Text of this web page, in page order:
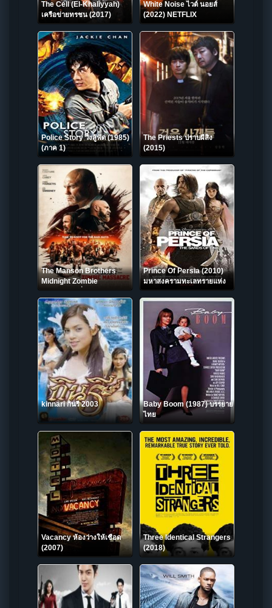
The Cell (El-Khaliyyah)
เครือข่ายทรชน (2017)
White Noise ไวต์ นอยส์
(2022) NETFLIX
Police Story วิ่งสู้ฟัด (1985)
(ภาค 1)
The Priests ปราบผีสิง
(2015)
The Manson Brothers
Midnight Zombie
Massacre พี่น้องแมนสัน ฆ่า
ระห่ำซอมบี้ยามเที่ยงคืน
(2021)
Prince Of Persia (2010)
มหาสงครามทะเลทรายแห่ง
กาลเวลา
kinnari กินรี 2003
Baby Boom (1987) บรรยาย
ไทย
Vacancy ห้องว่างให้เชือด
(2007)
Three Identical Strangers
(2018)